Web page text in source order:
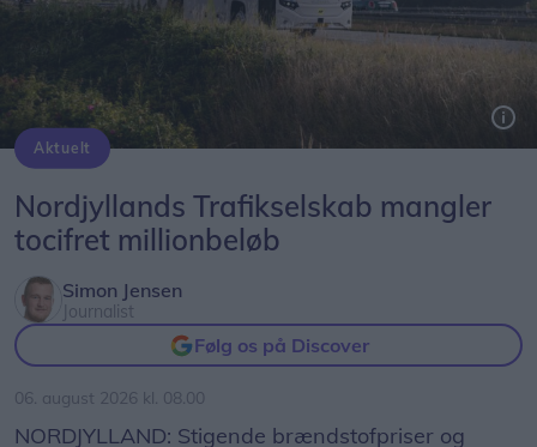
Aktuelt
Nordjyllands Trafikselskab mangler
tocifret millionbeløb
Simon Jensen
Journalist
Følg os på Discover
06. august 2026 kl. 08.00
NORDJYLLAND: Stigende brændstofpriser og